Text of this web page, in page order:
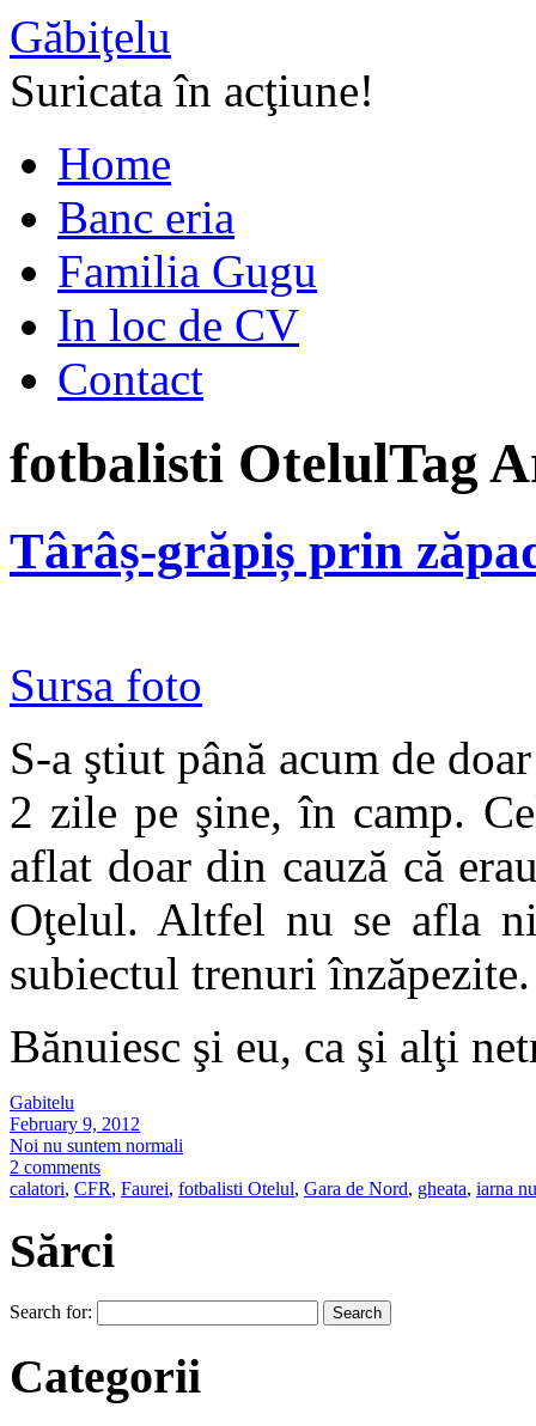
Găbiţelu
Suricata în acţiune!
Home
Banc eria
Familia Gugu
In loc de CV
Contact
fotbalisti OtelulTag
Târâș-grăpiș prin
Sursa foto
S-a ştiut până acum de
2 zile pe şine, în camp.
aflat doar din cauză că
Oţelul. Altfel nu se afla
subiectul trenuri înzăpezite.
Bănuiesc şi eu, ca şi alţi
Gabitelu
February 9, 2012
Noi nu suntem normali
2 comments
calatori, CFR, Faurei, fotbalisti Otelul, Gara de Nord, gheata, iarna
Sărci
Search for:
Categorii